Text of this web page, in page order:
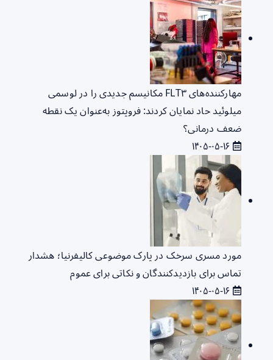
مهارکننده‌های FLT۳ مکانیسم جدیدی را در لوسمی
میلوئید حاد نمایان کردند: فروپتوز به‌عنوان یک نقطه
ضعف درمانی؟
مورد مسری سرخک در پارک موضوعی کالیفرنیا؛ هشدار
تماس برای بازدیدکنندگان و نکاتی برای عموم